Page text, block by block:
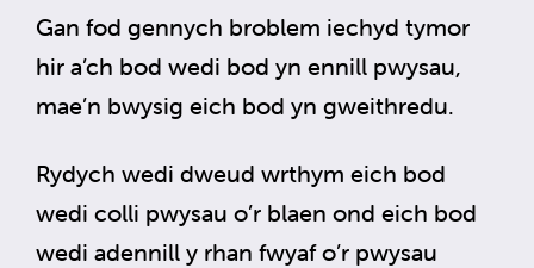
Gan fod gennych broblem iechyd tymor
hir a’ch bod wedi bod yn ennill pwysau,
mae’n bwysig eich bod yn gweithredu.
Rydych wedi dweud wrthym eich bod
wedi colli pwysau o’r blaen ond eich bod
wedi adennill y rhan fwyaf o’r pwysau